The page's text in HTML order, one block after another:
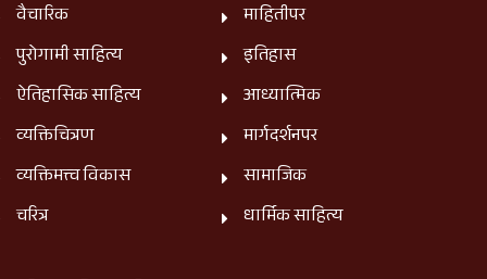
वैचारिक
पुरोगामी साहित्य
ऐतिहासिक साहित्य
व्यक्तिचित्रण
व्यक्तिमत्त्व विकास
चरित्र
माहितीपर
इतिहास
आध्यात्मिक
मार्गदर्शनपर
सामाजिक
धार्मिक साहित्य